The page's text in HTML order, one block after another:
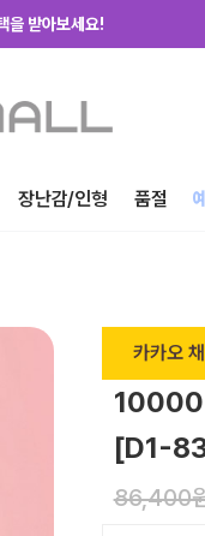
하세요!
받아가세요!
장난감/인형 품절
카카오
10000
[D1-
86,400